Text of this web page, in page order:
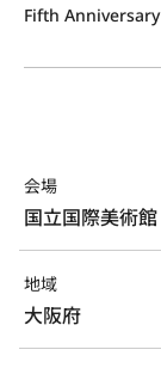
会場
国立国際美術館
地域
大阪府